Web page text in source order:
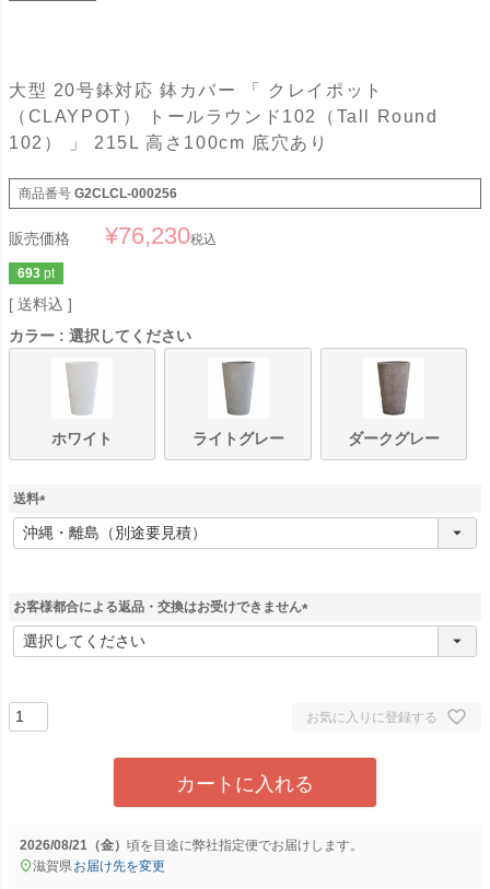
大型 20号鉢対応 鉢カバー 「 クレイポット
（CLAYPOT） トールラウンド102（Tall Round
102） 」 215L 高さ100cm 底穴あり
商品番号 G2CLCL-000256
販売価格 ¥76,230税込
693 pt
送料込
カラー
選択してください
ホワイト ライトグレー ダークグレー
送料
(
必
お客様都合による返品・交換はお受けできません
(
お気に入りに登録する
カートに入れる
2026/08/21（金） に弊社指定便でお届けします。
滋賀県 お届け先を変更